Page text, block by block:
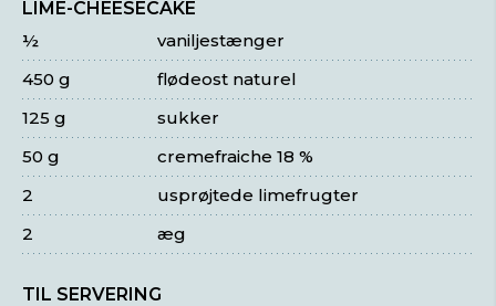
LIME-CHEESECAKE
vaniljestænger
½
flødeost naturel
450 g
sukker
125 g
cremefraiche 18 %
50 g
usprøjtede limefrugter
2
æg
2
TIL SERVERING